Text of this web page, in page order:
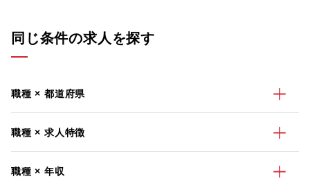
同じ条件の求人を探す
職種 × 都道府県
職種 × 求人特徴
職種 × 年収